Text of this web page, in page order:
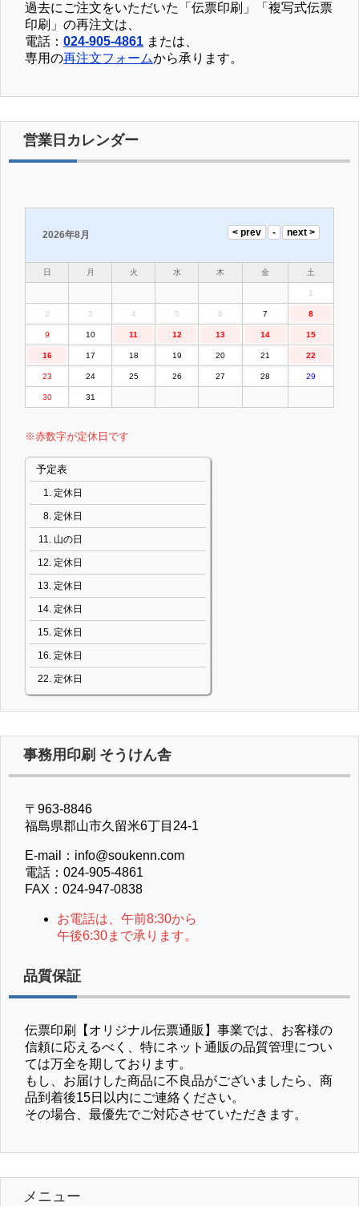
過去にご注文をいただいた「伝票印刷」「複写式伝票
印刷」の再注文は、
電話： 024-905-4861 または、
専用の再注文フォームから承ります。
営業日カレンダー
2026年8月
日 月 火 水 木 金 土
1
2 3 4 5 6 7 8
9 10 11 12 13 14 15
16 17 18 19 20 21 22
23 24 25 26 27 28 29
30 31
※赤数字が定休日です
予定表
定休日
定休日
山の日
定休日
定休日
定休日
定休日
定休日
定休日
事務用印刷 そうけん舎
〒963-8846
福島県郡山市久留米6丁目24-1
E-mail：info@soukenn.com
電話：024-905-4861
FAX：024-947-0838
お電話は、午前8:30から
午後6:30まで承ります。
品質保証
伝票印刷【オリジナル伝票通販】事業では、お客様の
信頼に応えるべく、特にネット通販の品質管理につい
ては万全を期しております。
もし、お届けした商品に不良品がございましたら、商
品到着後15日以内にご連絡ください。
その場合、最優先でご対応させていただきます。
メニュー